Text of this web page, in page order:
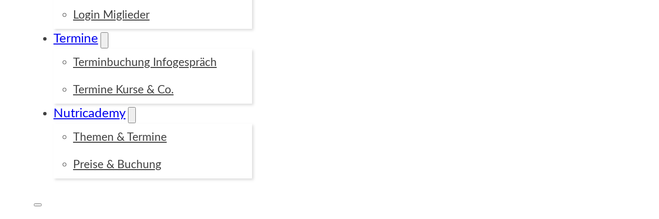
Login Miglieder
Termine
Terminbuchung Infogespräch
Termine Kurse & Co.
Nutricademy
Themen & Termine
Preise & Buchung